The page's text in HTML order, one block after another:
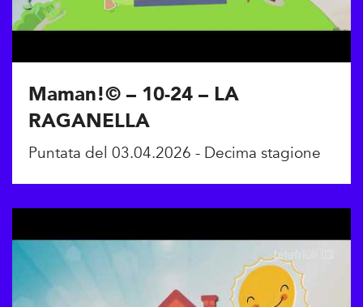
Maman!© – 10-24 – LA
RAGANELLA
Puntata del 03.04.2026 - Decima stagione